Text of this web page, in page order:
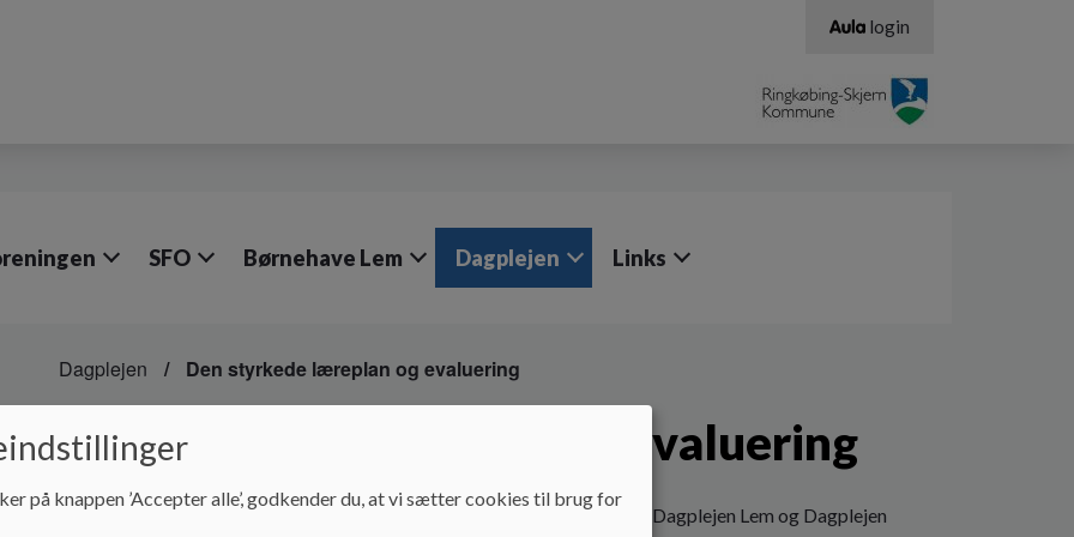
login
SFO Børnehave Lem Dagplejen Links
Dagplejen Den styrkede læreplan og evaluering
Den styrkede læreplan og evaluering
Her kan du læse om den styrkede læreplan og evaluering for henholdsvis Dagplejen Lem og Dagplejen
på knappen ’Accepter alle’, godkender du, at vi sætter cookies til brug for